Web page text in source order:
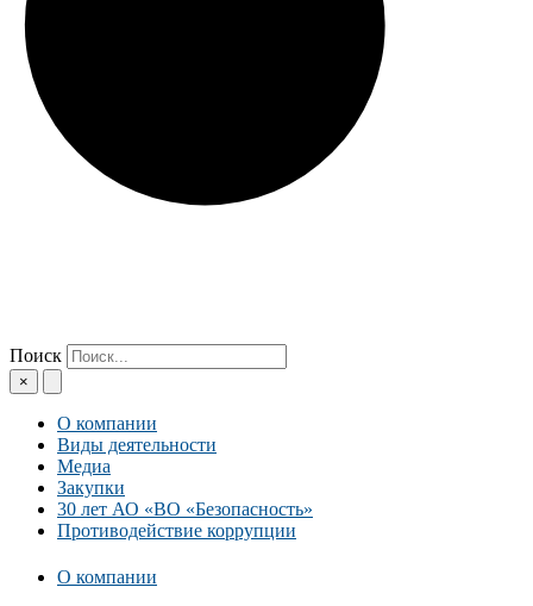
Поиск
×
О компании
Виды деятельности
Медиа
Закупки
30 лет АО «ВО «Безопасность»
Противодействие коррупции
О компании